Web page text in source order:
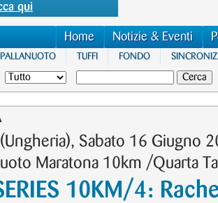
qui
Home Notizie & Eventi
PALLANUOTO TUFFI FONDO
Sabato 16 Giugno
Maratona 10km /Quarta
10KM/4: